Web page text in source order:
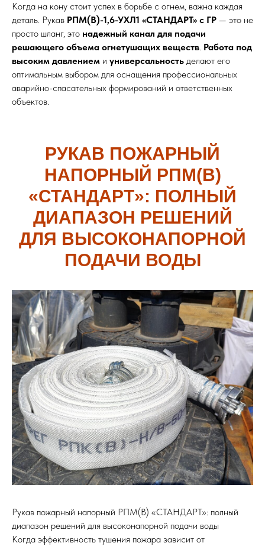
Когда на кону стоит успех в борьбе с огнем, важна каждая
деталь. Рукав РПМ(В)-1,6-УХЛ1 «СТАНДАРТ» с ГР — это не
просто шланг, это надежный канал для подачи
решающего объема огнетушащих веществ. Работа под
высоким давлением и универсальность делают его
оптимальным выбором для оснащения профессиональных
аварийно-спасательных формирований и ответственных
объектов.
РУКАВ ПОЖАРНЫЙ
НАПОРНЫЙ РПМ(В)
«СТАНДАРТ»: ПОЛНЫЙ
ДИАПАЗОН РЕШЕНИЙ
ДЛЯ ВЫСОКОНАПОРНОЙ
ПОДАЧИ ВОДЫ
Рукав пожарный напорный РПМ(В) «СТАНДАРТ»: полный
диапазон решений для высоконапорной подачи воды
Когда эффективность тушения пожара зависит от